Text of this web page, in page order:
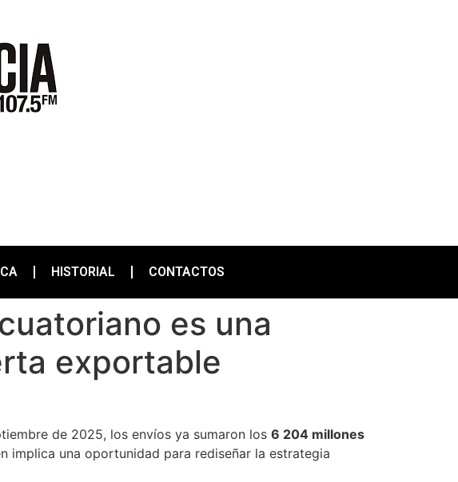
HISTORIAL CONTACTOS
es una
exportable
de 2025, los envíos ya sumaron los 6 204 millones
implica una oportunidad para rediseñar la estrategia